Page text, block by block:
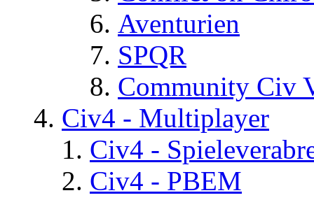
Aventurien
SPQR
Community Civ
Civ4 - Multiplayer
Civ4 -
Civ4 - PBEM